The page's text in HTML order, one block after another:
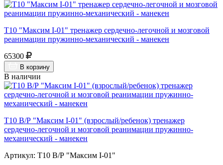
Т10 "Максим I-01" тренажер сердечно-легочной и мозговой
реанимации пружинно-механический - манекен
65300
В корзину
В наличии
Т10 В/Р "Максим I-01" (взрослый/ребенок) тренажер
сердечно-легочной и мозговой реанимации пружинно-
механический - манекен
Артикул: Т10 В/Р "Максим I-01"